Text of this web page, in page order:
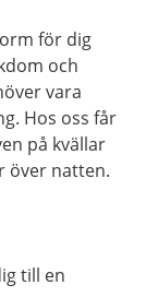
för dig
och
vara
Hos oss får
på kvällar
över natten.
till en